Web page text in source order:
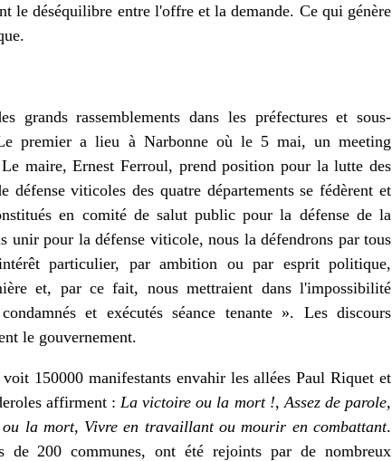
le déséquilibre entre l'offre et la demande. Ce qui génère
rassemblements dans les préfectures et sous-
premier a lieu à Narbonne où le 5 mai, un meeting
maire, Ernest Ferroul, prend position pour la lutte des
viticoles des quatre départements se fédèrent et
en comité de salut public pour la défense de la
unir pour la défense viticole, nous la défendrons par tous
particulier, par ambition ou par esprit politique,
et, par ce fait, nous mettraient dans l'impossibilité
et exécutés séance tenante ». Les discours
le gouvernement.
150000 manifestants envahir les allées Paul Riquet et
affirment : La victoire ou la mort !, Assez de parole,
la mort, Vivre en travaillant ou mourir en combattant.
de 200 communes, ont été rejoints par de nombreux